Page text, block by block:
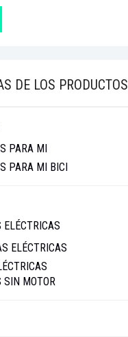
DE LOS PRODUCTOS
PARA MI
PARA MI BICI
ELÉCTRICAS
ELÉCTRICAS
SIN MOTOR